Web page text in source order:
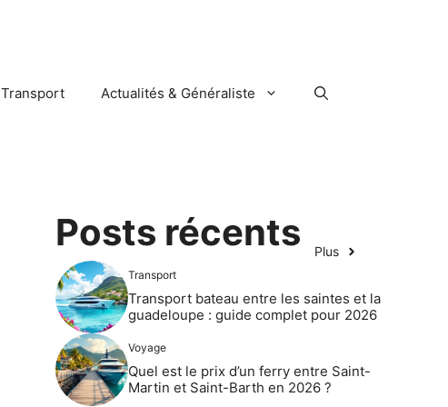
Transport Actualités & Généraliste
Posts récents Plus
Transport
Transport bateau entre les saintes et la
guadeloupe : guide complet pour 2026
Voyage
Quel est le prix d’un ferry entre Saint-
Martin et Saint-Barth en 2026 ?